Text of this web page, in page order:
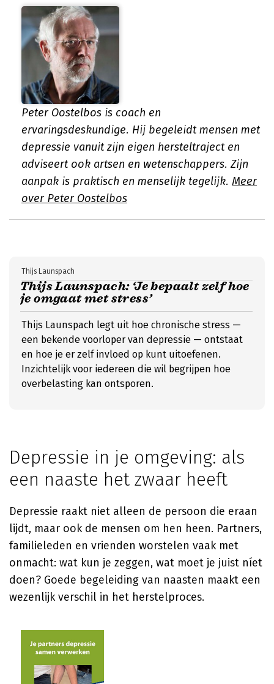
Peter Oostelbos is coach en
ervaringsdeskundige. Hij begeleidt mensen met
depressie vanuit zijn eigen hersteltraject en
adviseert ook artsen en wetenschappers. Zijn
aanpak is praktisch en menselijk tegelijk. Meer
over Peter Oostelbos
Thijs Launspach: ‘Je bepaalt zelf hoe
je omgaat met stress’
Thijs Launspach
Thijs Launspach legt uit hoe chronische stress —
een bekende voorloper van depressie — ontstaat
en hoe je er zelf invloed op kunt uitoefenen.
Inzichtelijk voor iedereen die wil begrijpen hoe
overbelasting kan ontsporen.
Depressie in je omgeving: als
een naaste het zwaar heeft
Depressie raakt niet alleen de persoon die eraan
lijdt, maar ook de mensen om hen heen. Partners,
familieleden en vrienden worstelen vaak met
onmacht: wat kun je zeggen, wat moet je juist níet
doen? Goede begeleiding van naasten maakt een
wezenlijk verschil in het herstelproces.